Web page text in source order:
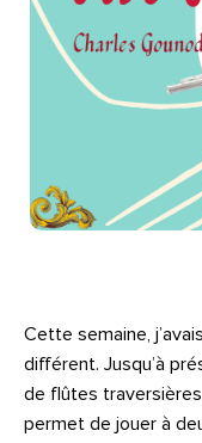
Cette semaine,
différent. Jusqu’à
de flûtes
permet de jouer à